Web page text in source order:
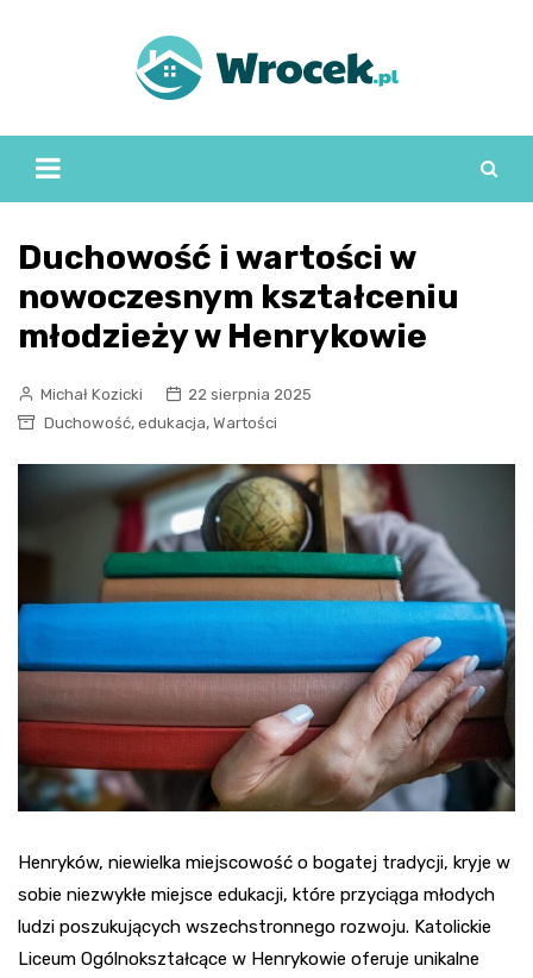
Duchowość i wartości w
nowoczesnym kształceniu
młodzieży w Henrykowie
Michał Kozicki
22 sierpnia 2025
Duchowość, edukacja, Wartości
Henryków, niewielka miejscowość o bogatej tradycji, kryje w
sobie niezwykłe miejsce edukacji, które przyciąga młodych
ludzi poszukujących wszechstronnego rozwoju. Katolickie
Liceum Ogólnokształcące w Henrykowie oferuje unikalne